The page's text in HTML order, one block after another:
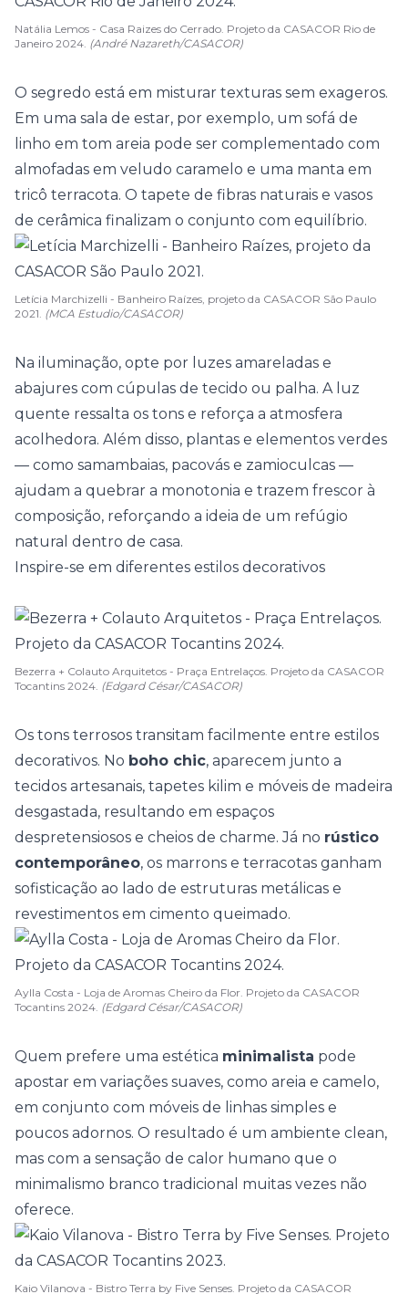
Natália Lemos - Casa Raizes do Cerrado. Projeto da CASACOR Rio de
Janeiro 2024. (André Nazareth/CASACOR)
O segredo está em misturar texturas sem exageros.
Em uma sala de estar, por exemplo, um sofá de
linho em tom areia pode ser complementado com
almofadas em veludo caramelo e uma manta em
tricô terracota. O tapete de fibras naturais e vasos
de cerâmica finalizam o conjunto com equilíbrio.
Letícia Marchizelli - Banheiro Raízes, projeto da CASACOR São Paulo
2021. (MCA Estudio/CASACOR)
Na iluminação, opte por luzes amareladas e
abajures com cúpulas de tecido ou palha. A luz
quente ressalta os tons e reforça a atmosfera
acolhedora. Além disso, plantas e elementos verdes
— como samambaias, pacovás e zamioculcas —
ajudam a quebrar a monotonia e trazem frescor à
composição, reforçando a ideia de um refúgio
natural dentro de casa.
Inspire-se em diferentes estilos decorativos
Bezerra + Colauto Arquitetos - Praça Entrelaços. Projeto da CASACOR
Tocantins 2024. (Edgard César/CASACOR)
Os tons terrosos transitam facilmente entre estilos
decorativos. No boho chic, aparecem junto a
tecidos artesanais, tapetes kilim e móveis de madeira
desgastada, resultando em espaços
despretensiosos e cheios de charme. Já no rústico
contemporâneo, os marrons e terracotas ganham
sofisticação ao lado de estruturas metálicas e
revestimentos em cimento queimado.
Aylla Costa - Loja de Aromas Cheiro da Flor. Projeto da CASACOR
Tocantins 2024. (Edgard César/CASACOR)
Quem prefere uma estética minimalista pode
apostar em variações suaves, como areia e camelo,
em conjunto com móveis de linhas simples e
poucos adornos. O resultado é um ambiente clean,
mas com a sensação de calor humano que o
minimalismo branco tradicional muitas vezes não
oferece.
Kaio Vilanova - Bistro Terra by Five Senses. Projeto da CASACOR